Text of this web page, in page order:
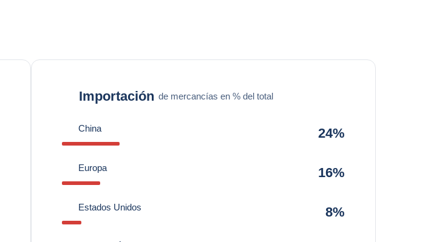
Importación de mercancías en % del total
China 24%
Europa 16%
Estados Unidos 8%